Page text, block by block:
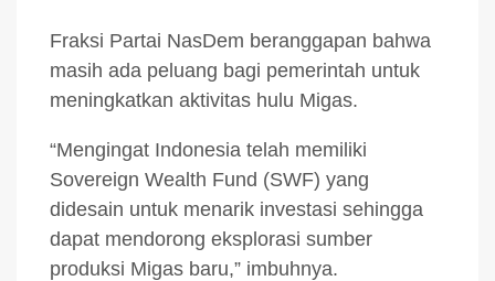
Fraksi Partai NasDem beranggapan bahwa
masih ada peluang bagi pemerintah untuk
meningkatkan aktivitas hulu Migas.
“Mengingat Indonesia telah memiliki
Sovereign Wealth Fund (SWF) yang
didesain untuk menarik investasi sehingga
dapat mendorong eksplorasi sumber
produksi Migas baru,” imbuhnya.